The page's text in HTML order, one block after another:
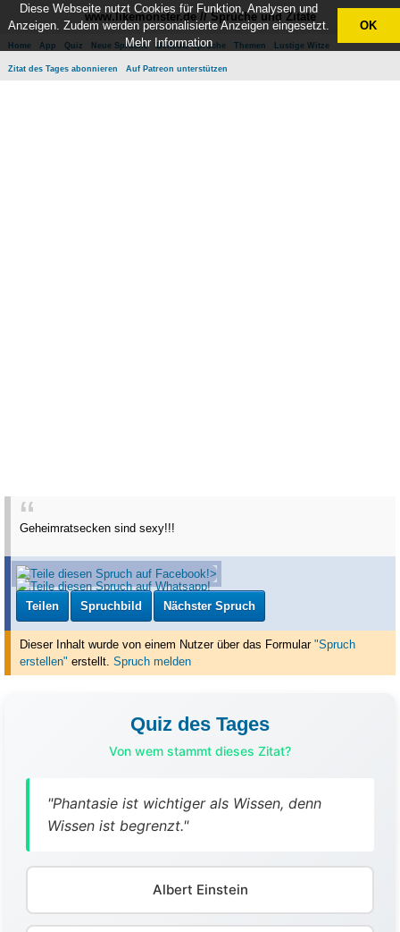
www.likemonster.de // Sprüche und Zitate
Home App Quiz Neue Sprüche Beliebte Sprüche Themen Lustige Witze
Zitat des Tages abonnieren Auf Patreon unterstützen
Geheimratsecken sind sexy!!!
Teilen Spruchbild Nächster Spruch
Dieser Inhalt wurde von einem Nutzer über das Formular "Spruch
erstellen" erstellt. Spruch melden
Quiz des Tages
Von wem stammt dieses Zitat?
"Phantasie ist wichtiger als Wissen, denn
Wissen ist begrenzt."
Albert Einstein
Diese Webseite nutzt Cookies für Funktion, Analysen und
Anzeigen. Zudem werden personalisierte Anzeigen eingesetzt.
Mehr Information
OK